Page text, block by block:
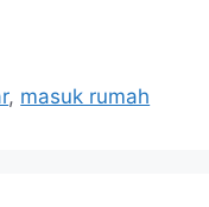
, masuk rumah